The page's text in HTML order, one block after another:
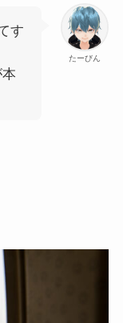
たーびん
す